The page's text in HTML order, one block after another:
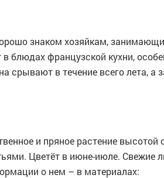
знаком хозяйкам,
блюдах французской кухни,
срывают в течение всего лета, а
и пряное растение
Цветёт в июне-июле. Свежие
о нем – в материалах: